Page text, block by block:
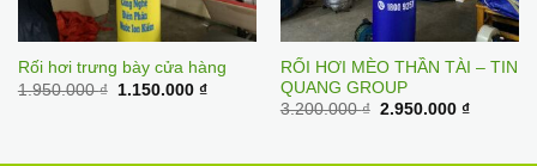
Rối hơi trưng bày cửa hàng
1.950.000₫
Original
1.150.000 ₫Current
RỐI HƠI MÈO THẦN TÀI – TIN
QUANG GROUP
3.200.000₫ Original
2.950.000 ₫Current